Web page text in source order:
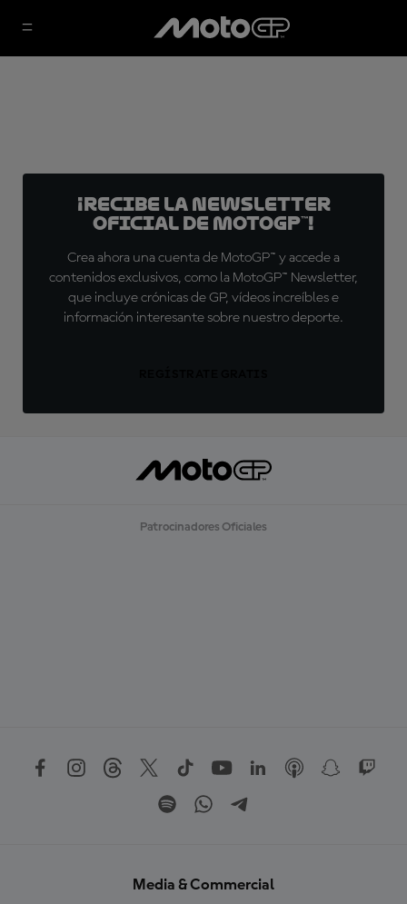
¡Recibe la Newsletter
oficial de MotoGP™!
Crea ahora una cuenta de MotoGP™ y accede a
contenidos exclusivos, como la MotoGP™ Newsletter,
que incluye crónicas de GP, vídeos increíbles e
información interesante sobre nuestro deporte.
Patrocinadores Oficiales
Media & Commercial